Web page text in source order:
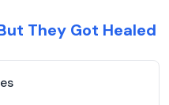
They Got Healed